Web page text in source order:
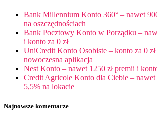
Bank Millennium Konto 360° – nawet
na oszczędnościach
Bank Pocztowy Konto w Porządku –
i konto za 0 zł
UniCredit Konto Osobiste – konto za 0
nowoczesna aplikacja
Nest Konto – nawet 1250 zł premii i
Credit Agricole Konto dla Ciebie – nawet
5,5% na lokacie
Najnowsze komentarze